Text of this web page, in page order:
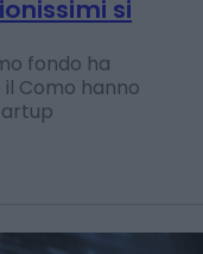
si
fondo ha
il Como hanno